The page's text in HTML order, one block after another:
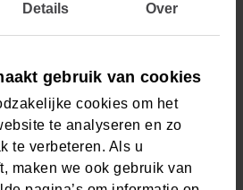
Details Over
gebruik van cookies
cookies om het
te analyseren en zo
te verbeteren. Als u
maken we ook gebruik van
van maandag t/m
en 14.00 uur.